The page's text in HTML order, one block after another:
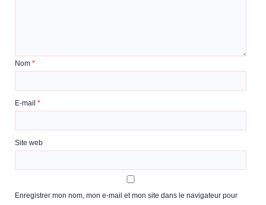
Nom*
E-mail*
Site web
Enregistrer mon nom, mon e-mail et mon site dans le navigateur pour